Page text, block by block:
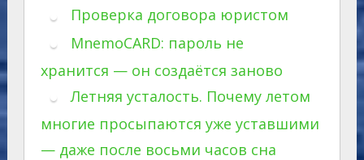
Проверка договора юристом
MnemoCARD: пароль не
хранится — он создаётся заново
Летняя усталость. Почему летом
многие просыпаются уже уставшими
— даже после восьми часов сна